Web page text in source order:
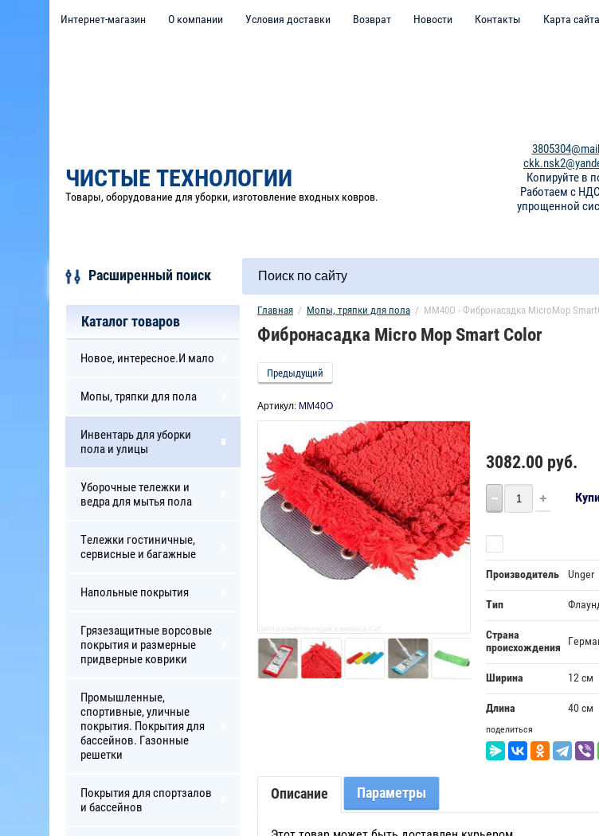
Интернет-магазин О компании Условия доставки Возврат Новости Контакты Карта сайта
ЧИСТЫЕ ТЕХНОЛОГИИ
Товары, оборудование для уборки, изготовление входных ковров.
Копируйте в
Работаем с
упрощенной
Расширенный поиск
Каталог товаров
Новое, интересное.И мало
Мопы, тряпки для пола
Инвентарь для уборки
пола и улицы
Уборочные тележки и
ведра для мытья пола
Тележки гостиничные,
сервисные и багажные
Напольные покрытия
Грязезащитные ворсовые
покрытия и размерные
придверные коврики
Промышленные,
спортивные, уличные
покрытия. Покрытия для
бассейнов. Газонные
решетки
Покрытия для спортзалов
и бассейнов
Главная
  /
Мопы, тряпки для пола
/  MM40O - Фибронасадка MicroMop
Фибронасадка Micro Mop Smart Color
Предыдущий
Артикул: MM40O
3082.00 руб.
Производитель Unger
Тип
Страна
происхождения
Ширина 12 см
Длина 40 см
поделиться
Описание Параметры